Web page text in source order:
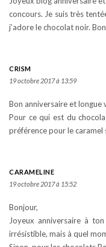
concours. Je suis très
j’adore le chocolat noir.
CRISM
19 octobre 2017 à 13:59
Bon anniversaire et longue
Pour ce qui est du
préférence pour le
CARAMELINE
19 octobre 2017 à 15:52
Bonjour,
Joyeux anniversaire à
irrésistible, mais à quel